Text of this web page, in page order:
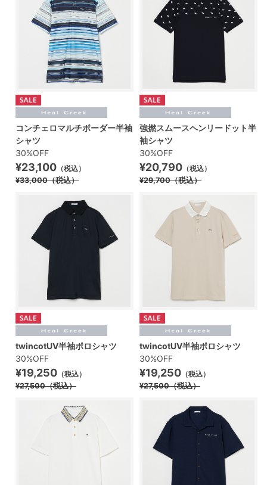
コンチェロマルチボーダー半袖
シャツ
30%OFF
¥23,100 （税込）
¥33,000（税込）
強撚スムースヘンリードット半
袖シャツ
30%OFF
¥20,790 （税込）
¥29,700（税込）
twincotUV半袖ポロシャツ
30%OFF
¥19,250 （税込）
¥27,500（税込）
twincotUV半袖ポロシャツ
30%OFF
¥19,250 （税込）
¥27,500（税込）